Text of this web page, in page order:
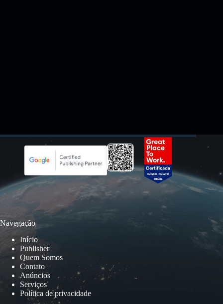
Navegação
Início
Publisher
Quem Somos
Contato
Anúncios
Serviços
Política de privacidade